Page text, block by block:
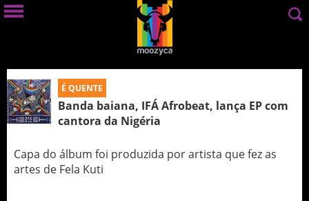
É QUENTE
Banda baiana, IFÁ Afrobeat, lança EP com
cantora da Nigéria
Capa do álbum foi produzida por artista que fez as
artes de Fela Kuti